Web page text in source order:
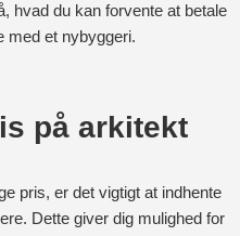
hvad du kan forvente at betale
med et nybyggeri.
på arkitekt
pris, er det vigtigt at indhente
Dette giver dig mulighed for